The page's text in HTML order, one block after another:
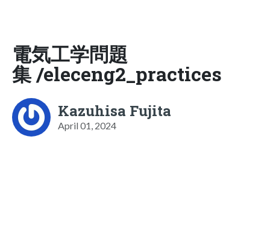
電気工学問題
集 /eleceng2_practices
Kazuhisa Fujita
April 01, 2024